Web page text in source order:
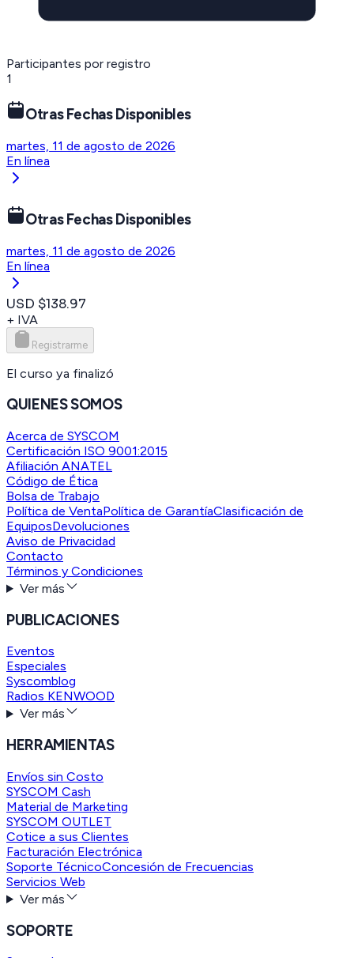
Participantes por registro
1
Otras Fechas Disponibles
martes, 11 de agosto de 2026
En línea
Otras Fechas Disponibles
martes, 11 de agosto de 2026
En línea
USD $138.97
+ IVA
Registrarme
El curso ya finalizó
QUIENES SOMOS
Acerca de SYSCOM
Certificación ISO 9001:2015
Afiliación ANATEL
Código de Ética
Bolsa de Trabajo
Política de VentaPolítica de GarantíaClasificación de
EquiposDevoluciones
Aviso de Privacidad
Contacto
Términos y Condiciones
Ver más
PUBLICACIONES
Eventos
Especiales
Syscomblog
Radios KENWOOD
Ver más
HERRAMIENTAS
Envíos sin Costo
SYSCOM Cash
Material de Marketing
SYSCOM OUTLET
Cotice a sus Clientes
Facturación Electrónica
Soporte TécnicoConcesión de Frecuencias
Servicios Web
Ver más
SOPORTE